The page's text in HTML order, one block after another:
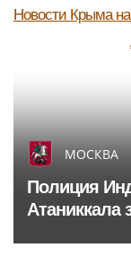
Новости Крыма
МОСКВА
Полиция
Атаниккала